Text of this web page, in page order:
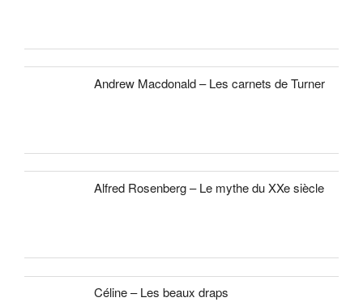
Andrew Macdonald – Les carnets de Turner
Alfred Rosenberg – Le mythe du XXe siècle
Céline – Les beaux draps